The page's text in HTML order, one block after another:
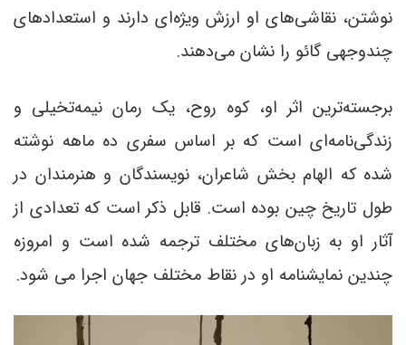
نوشتن، نقاشی‌های او ارزش ویژه‌ای دارند و استعدادهای
چندوجهی گائو را نشان می‌دهند.
برجسته‌ترین اثر او، کوه روح، یک رمان نیمه‌تخیلی و
زندگی‌نامه‌ای است که بر اساس سفری ده ماهه نوشته
شده که الهام بخش شاعران، نویسندگان و هنرمندان در
طول تاریخ چین بوده است. قابل ذکر است که تعدادی از
آثار او به زبان‌های مختلف ترجمه شده است و امروزه
چندین نمایشنامه او در نقاط مختلف جهان اجرا می شود.